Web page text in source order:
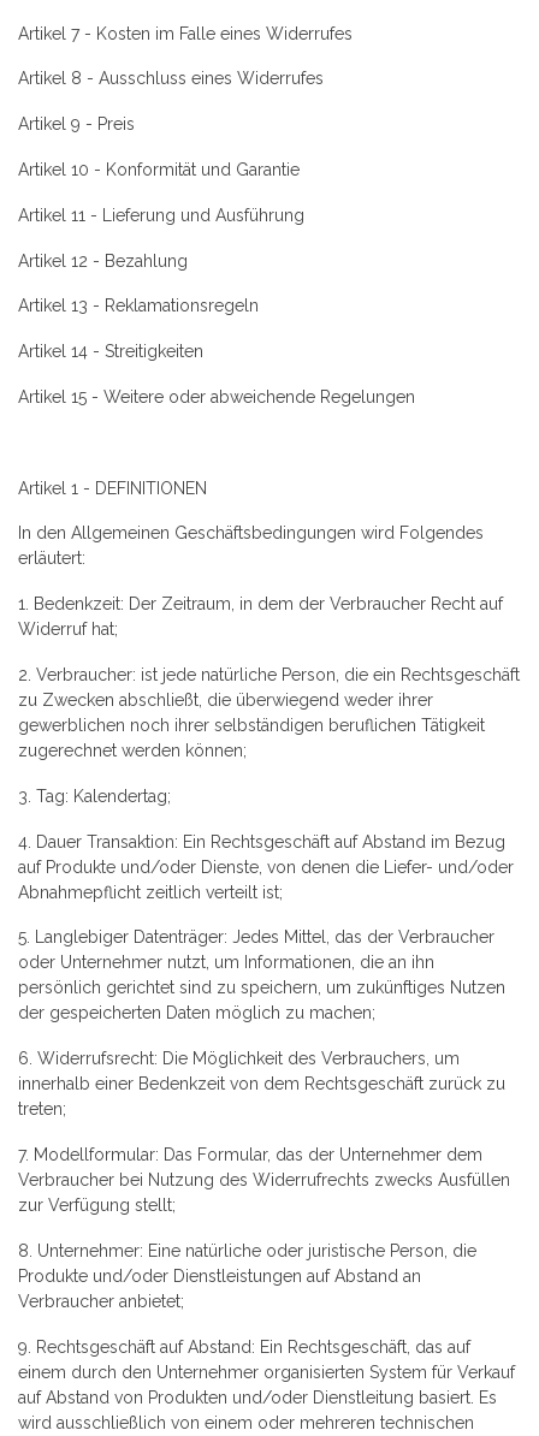
Artikel 7 - Kosten im Falle eines Widerrufes
Artikel 8 - Ausschluss eines Widerrufes
Artikel 9 - Preis
Artikel 10 - Konformität und Garantie
Artikel 11 - Lieferung und Ausführung
Artikel 12 - Bezahlung
Artikel 13 - Reklamationsregeln
Artikel 14 - Streitigkeiten
Artikel 15 - Weitere oder abweichende Regelungen
Artikel 1 - DEFINITIONEN
In den Allgemeinen Geschäftsbedingungen wird Folgendes
erläutert:
1. Bedenkzeit: Der Zeitraum, in dem der Verbraucher Recht auf
Widerruf hat;
2. Verbraucher: ist jede natürliche Person, die ein Rechtsgeschäft
zu Zwecken abschließt, die überwiegend weder ihrer
gewerblichen noch ihrer selbständigen beruflichen Tätigkeit
zugerechnet werden können;
3. Tag: Kalendertag;
4. Dauer Transaktion: Ein Rechtsgeschäft auf Abstand im Bezug
auf Produkte und/oder Dienste, von denen die Liefer- und/oder
Abnahmepflicht zeitlich verteilt ist;
5. Langlebiger Datenträger: Jedes Mittel, das der Verbraucher
oder Unternehmer nutzt, um Informationen, die an ihn
persönlich gerichtet sind zu speichern, um zukünftiges Nutzen
der gespeicherten Daten möglich zu machen;
6. Widerrufsrecht: Die Möglichkeit des Verbrauchers, um
innerhalb einer Bedenkzeit von dem Rechtsgeschäft zurück zu
treten;
7. Modellformular: Das Formular, das der Unternehmer dem
Verbraucher bei Nutzung des Widerrufrechts zwecks Ausfüllen
zur Verfügung stellt;
8. Unternehmer: Eine natürliche oder juristische Person, die
Produkte und/oder Dienstleistungen auf Abstand an
Verbraucher anbietet;
9. Rechtsgeschäft auf Abstand: Ein Rechtsgeschäft, das auf
einem durch den Unternehmer organisierten System für Verkauf
auf Abstand von Produkten und/oder Dienstleitung basiert. Es
wird ausschließlich von einem oder mehreren technischen